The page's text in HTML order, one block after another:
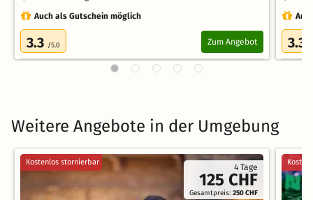
Auch als Gutschein möglich
3.3 /5.0 Zum Angebot 3.3
Weitere Angebote in der Umgebung
4 Tage
125 CHF
Gesamtpreis:250 CHF
Kostenlos stornierbar